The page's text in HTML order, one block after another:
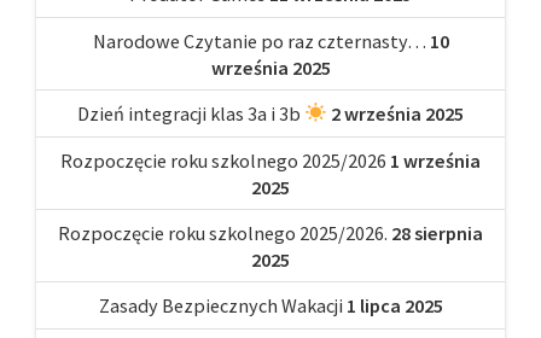
Narodowe Czytanie po raz czternasty… 10
września 2025
Dzień integracji klas 3a i 3b
2 września 2025
Rozpoczęcie roku szkolnego 2025/2026 1 września
2025
Rozpoczęcie roku szkolnego 2025/2026. 28 sierpnia
2025
Zasady Bezpiecznych Wakacji 1 lipca 2025